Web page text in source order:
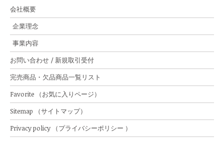
会社概要
企業理念
事業内容
お問い合わせ / 新規取引受付
完売商品・欠品商品一覧リスト
Favorite （お気に入りページ）
Sitemap （サイトマップ）
Privacy policy （プライバシーポリシー ）